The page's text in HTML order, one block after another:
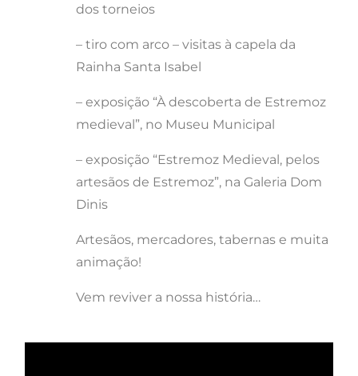
dos torneios
– tiro com arco – visitas à capela da
Rainha Santa Isabel
– exposição “À descoberta de Estremoz
medieval”, no Museu Municipal
– exposição “Estremoz Medieval, pelos
artesãos de Estremoz”, na Galeria Dom
Dinis
Artesãos, mercadores, tabernas e muita
animação!
Vem reviver a nossa história…